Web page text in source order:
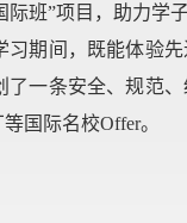
际班”项目，助力
期间，既能体验
一条安全、规范
国际名校Offer。